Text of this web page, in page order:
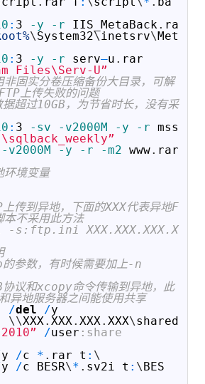
: 3 -y -r IIS MetaBack . ra
\System32\inetsrv\Met
: 3 -y -r serv–u . rar
Files\Serv-U”
固实分卷压缩备份大目录，可解
上传失败的问题
超过10GB，为节省时长，没有采
: 3 -sv -v2000M -y -r mss
-v2000M -y -r -m2 www. rar
环境变量
传到异地，下面的XXX代表异地F
本不采用此方法
s:ftp.ini XXX.XXX.XXX.X
参数，有时候需要加上-n
协议和xcopy命令传输到异地，此
异地服务器之间能使用共享
/del /y
\\XXX . XXX . XXX . XXX\shared
/user :share
y /c * . rar t : \
y /c BESR\* . sv2i t : \BES